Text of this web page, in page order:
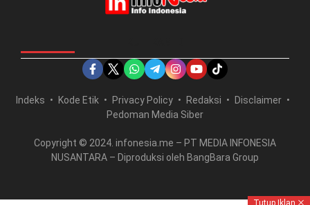
Indeks Kode Etik Privacy Policy Redaksi
Disclaimer
Pedoman Media Siber
Copyright © 2024. infonesia.me – PT MEDIA INFONESIA
NUSANTARA – Diproduksi oleh BangBara Group
Tutup Iklan